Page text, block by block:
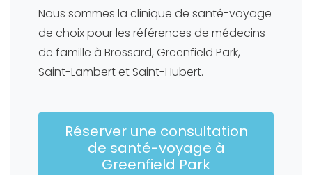
Nous sommes la clinique de santé-voyage
de choix pour les références de médecins
de famille à Brossard, Greenfield Park,
Saint-Lambert et Saint-Hubert.
Réserver une consultation
de santé-voyage à
Greenfield Park